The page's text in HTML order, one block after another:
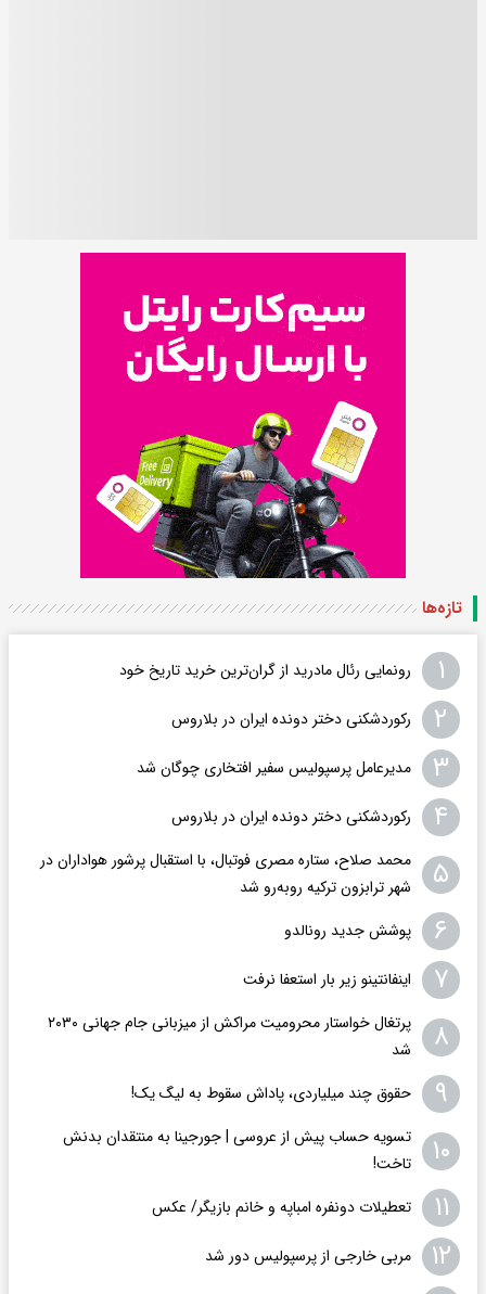
تازه‌ها
۱ رونمایی رئال مادرید از گران‌ترین خرید تاریخ خود
۲ رکوردشکنی دختر دونده ایران در بلاروس
۳ مدیرعامل پرسپولیس سفیر افتخاری چوگان شد
۴ رکوردشکنی دختر دونده ایران در بلاروس
۵
محمد صلاح، ستاره مصری فوتبال، با استقبال پرشور هواداران در
شهر ترابزون ترکیه روبه‌رو شد
۶ پوشش جدید رونالدو
۷ اینفانتینو زیر بار استعفا نرفت
۸
پرتغال خواستار محرومیت مراکش از میزبانی جام جهانی ۲۰۳۰
شد
۹ حقوق چند میلیاردی، پاداش سقوط به لیگ یک!
۱۰
تسویه حساب پیش از عروسی | جورجینا به منتقدان بدنش
تاخت!
۱۱ تعطیلات دونفره امباپه و خانم بازیگر/ عکس
۱۲ مربی خارجی از پرسپولیس دور شد